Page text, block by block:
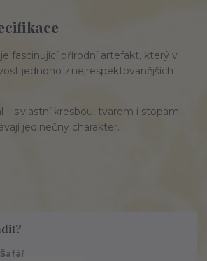
fascinující přírodní artefakt, který v
jednoho z nejrespektovanějších
– s vlastní kresbou, tvarem i stopami
jedinečný charakter.